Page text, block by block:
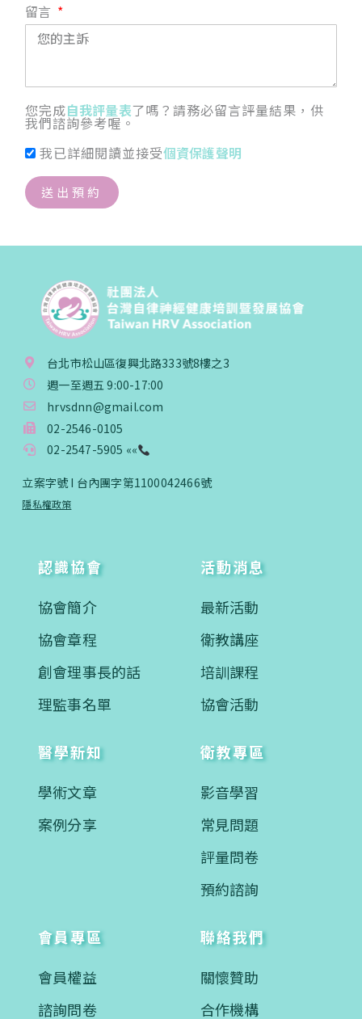
留言
您完成自我評量表了嗎？請務必留言評量結果，供
我們諮詢參考喔。
我已詳細閱讀並接受個資保護聲明
送出預約
台北市松山區復興北路333號8樓之3
週一至週五 9:00-17:00
hrvsdnn@gmail.com
02-2546-0105
02-2547-5905 ««
立案字號 I 台內團字第1100042466號
隱私權政策
認識協會
協會簡介
協會章程
創會理事長的話
理監事名單
活動消息
最新活動
衛教講座
培訓課程
協會活動
醫學新知
學術文章
案例分享
衛教專區
影音學習
常見問題
評量問卷
預約諮詢
會員專區
會員權益
諮詢問卷
聯絡我們
關懷贊助
合作機構